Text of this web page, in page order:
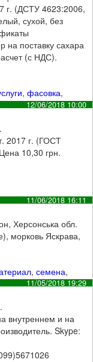
г. (ДСТУ 4623:2006,
сухой, без
на поставку сахара
(с НДС).
,фасовка,
12/06/2018 10:00
2017 г. (ГОСТ
10,30 грн.
11/06/2018 16:11
Херсонська обл.
морковь Яскрава,
,семена,
11/05/2018 19:29
внутреннем и на
Skype: